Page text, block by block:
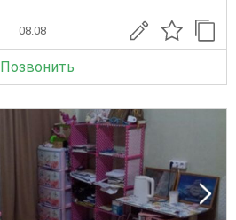
08.08
Позвонить